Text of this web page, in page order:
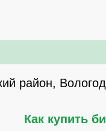
район,
Как купить